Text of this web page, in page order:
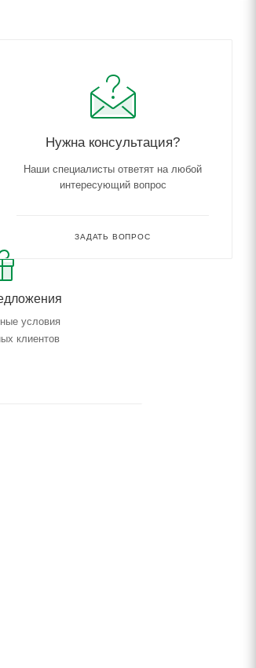
условия
клиентов
Нужна консультация?
Наши специалисты ответят на любой
интересующий вопрос
ЗАДАТЬ ВОПРОС